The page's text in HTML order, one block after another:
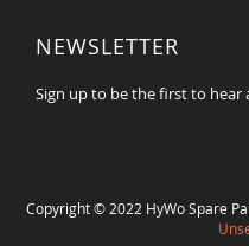
NEWSLETTER
Sign up to be the first to hear
Copyright © 2022 HyWo Spare